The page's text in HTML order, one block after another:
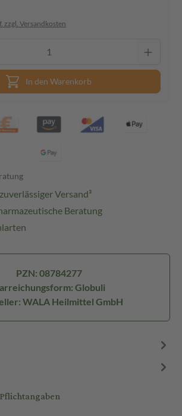
zzgl. Versandkosten
In den Warenkorb
Versand³
Beratung
PZN: 08784277
Globuli
WALA Heilmittel GmbH